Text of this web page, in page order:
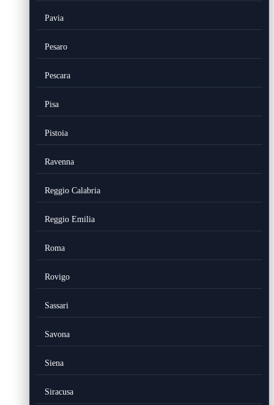
Pavia
Pesaro
Pescara
Pisa
Pistoia
Ravenna
Reggio Calabria
Reggio Emilia
Roma
Rovigo
Sassari
Savona
Siena
Siracusa